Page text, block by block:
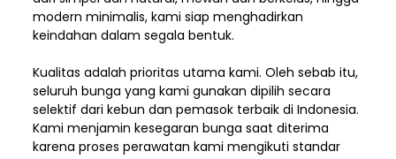
modern minimalis, kami siap menghadirkan
keindahan dalam segala bentuk.
Kualitas adalah prioritas utama kami. Oleh sebab itu,
seluruh bunga yang kami gunakan dipilih secara
selektif dari kebun dan pemasok terbaik di Indonesia.
Kami menjamin kesegaran bunga saat diterima
karena proses perawatan kami mengikuti standar